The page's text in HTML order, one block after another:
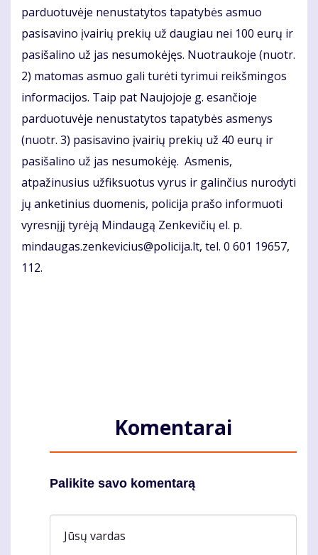
parduotuvėje nenustatytos tapatybės asmuo
pasisavino įvairių prekių už daugiau nei 100 eurų ir
pasišalino už jas nesumokėjęs. Nuotraukoje (nuotr.
2) matomas asmuo gali turėti tyrimui reikšmingos
informacijos. Taip pat Naujojoje g. esančioje
parduotuvėje nenustatytos tapatybės asmenys
(nuotr. 3) pasisavino įvairių prekių už 40 eurų ir
pasišalino už jas nesumokėję. Asmenis,
atpažinusius užfiksuotus vyrus ir galinčius nurodyti
jų anketinius duomenis, policija prašo informuoti
vyresnįjį tyrėją Mindaugą Zenkevičių el. p.
mindaugas.zenkevicius@policija.lt, tel. 0 601 19657,
112.
Komentarai
Palikite savo komentarą
Jūsų vardas